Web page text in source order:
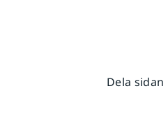
Dela sidan